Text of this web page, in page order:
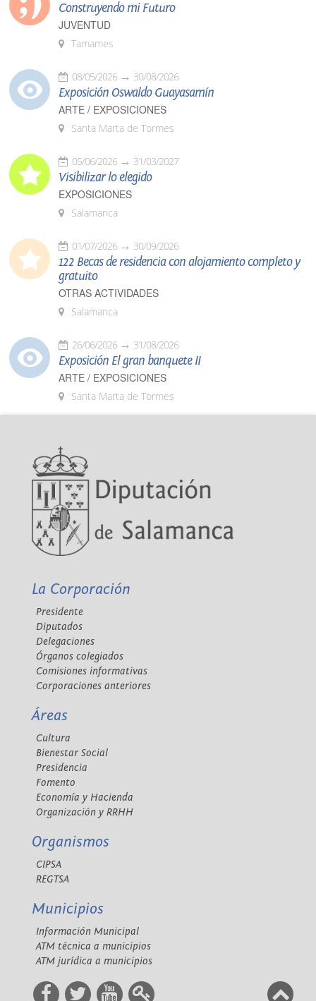
Construyendo mi Futuro
JUVENTUD
Tamames
08/05/2026 30/08/2026
Exposición Oswaldo Guayasamín
ARTE / EXPOSICIONES
Santa Marta de Tormes
05/06/2026 31/03/2027
Visibilizar lo elegido
EXPOSICIONES
Salamanca
01/07/2026 30/09/2026
122 Becas de residencia con alojamiento completo y
gratuito
OTRAS ACTIVIDADES
Salamanca
26/06/2026 31/08/2026
Exposición El gran banquete II
ARTE / EXPOSICIONES
Santa Marta de Tormes
La Corporación
Presidente
Diputados
Delegaciones
Órganos colegiados
Comisiones informativas
Corporaciones anteriores
Áreas
Cultura
Bienestar Social
Presidencia
Fomento
Economía y Hacienda
Organización y RRHH
Organismos
CIPSA
REGTSA
Municipios
Información Municipal
ATM técnica a municipios
ATM jurídica a municipios